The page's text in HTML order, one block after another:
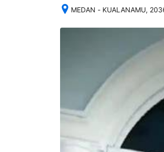
MEDAN - KUALANAMU,
memesan,
alamat
akan
konfirmasi